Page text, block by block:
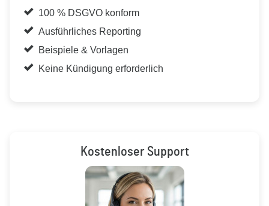
100 % DSGVO konform
Ausführliches Reporting
Beispiele & Vorlagen
Keine Kündigung erforderlich
Kostenloser Support